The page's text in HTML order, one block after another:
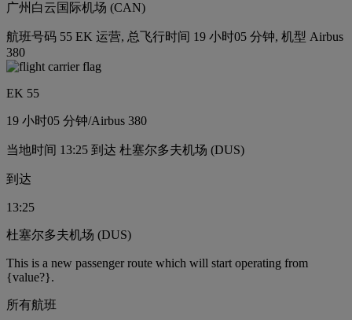
广州白云国际机场 (CAN)
航班号码 55 EK 运营, 总飞行时间 19 小时05 分钟, 机型 Airbus
380
EK 55
19 小时05 分钟/Airbus 380
当地时间 13:25 到达 杜塞尔多夫机场 (DUS)
到达
13:25
杜塞尔多夫机场 (DUS)
This is a new passenger route which will start operating from
{value?}.
所有航班